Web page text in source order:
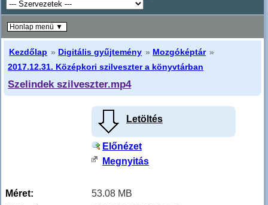
Kezdőlap » Digitális gyűjtemény » Mozgóképtár »
2017.12.31. Középkori szilveszter a könyvtárban
Szelindek szilveszter.mp4
Letöltés
Előnézet
Megnyitás
Méret:
53.08 MB
Honlap menü ▼